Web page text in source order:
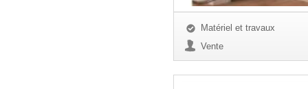
Matériel et travaux
Vente